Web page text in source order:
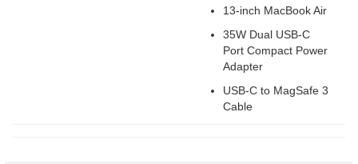
13-inch MacBook Air
35W Dual USB-C
Port Compact Power
Adapter
USB-C to MagSafe 3
Cable